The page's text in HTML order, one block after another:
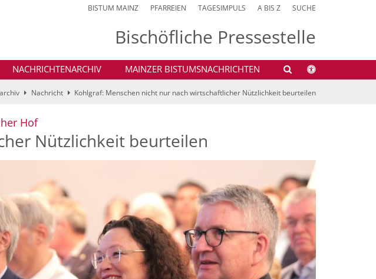
BISTUM MAINZ PFARREIEN TAGESIMPULS A BIS Z SUCHE
Bischöfliche Pressestelle
NACHRICHTENARCHIV MAINZER BISTUMSNACHRICHTEN
Nachricht Kohlgraf: Menschen nicht nur nach wirtschaftlicher Nützlichkeit beurteilen
Hof:
Nützlichkeit beurteilen